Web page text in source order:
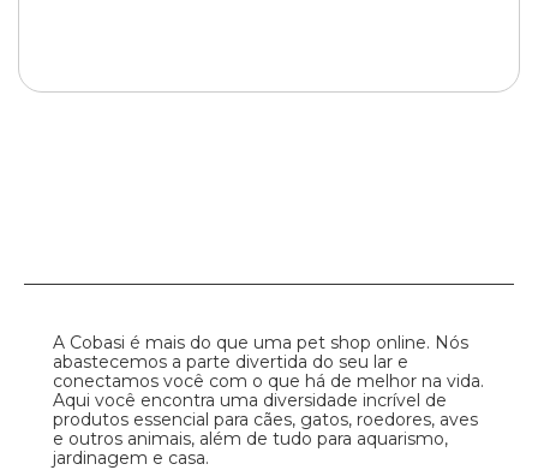
A Cobasi é mais do que uma pet shop online. Nós
abastecemos a parte divertida do seu lar e
conectamos você com o que há de melhor na vida.
Aqui você encontra uma diversidade incrível de
produtos essencial para cães, gatos, roedores, aves
e outros animais, além de tudo para aquarismo,
jardinagem e casa.